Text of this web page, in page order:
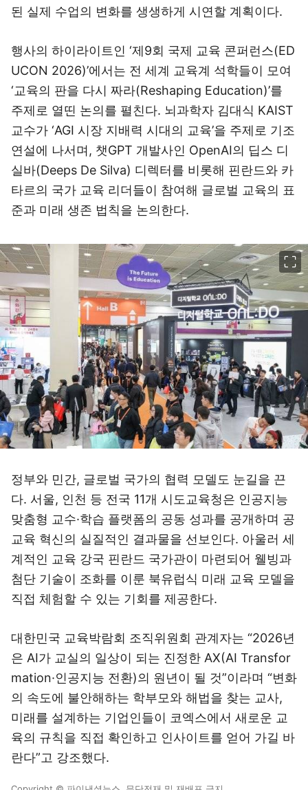
된 실제 수업의 변화를 생생하게 시연할 계획이다.
행사의 하이라이트인 ‘제9회 국제 교육 콘퍼런스(ED
UCON 2026)’에서는 전 세계 교육계 석학들이 모여
‘교육의 판을 다시 짜라(Reshaping Education)’를
주제로 열띤 논의를 펼친다. 뇌과학자 김대식 KAIST
교수가 ‘AGI 시장 지배력 시대의 교육’을 주제로 기조
연설에 나서며, 챗GPT 개발사인 OpenAI의 딥스 디
실바(Deeps De Silva) 디렉터를 비롯해 핀란드와 카
타르의 국가 교육 리더들이 참여해 글로벌 교육의 표
준과 미래 생존 법칙을 논의한다.
정부와 민간, 글로벌 국가의 협력 모델도 눈길을 끈
다. 서울, 인천 등 전국 11개 시도교육청은 인공지능
맞춤형 교수·학습 플랫폼의 공동 성과를 공개하며 공
교육 혁신의 실질적인 결과물을 선보인다. 아울러 세
계적인 교육 강국 핀란드 국가관이 마련되어 웰빙과
첨단 기술이 조화를 이룬 북유럽식 미래 교육 모델을
직접 체험할 수 있는 기회를 제공한다.
대한민국 교육박람회 조직위원회 관계자는 “2026년
은 AI가 교실의 일상이 되는 진정한 AX(AI Transfor
mation·인공지능 전환)의 원년이 될 것”이라며 “변화
의 속도에 불안해하는 학부모와 해법을 찾는 교사,
미래를 설계하는 기업인들이 코엑스에서 새로운 교
육의 규칙을 직접 확인하고 인사이트를 얻어 가길 바
란다”고 강조했다.